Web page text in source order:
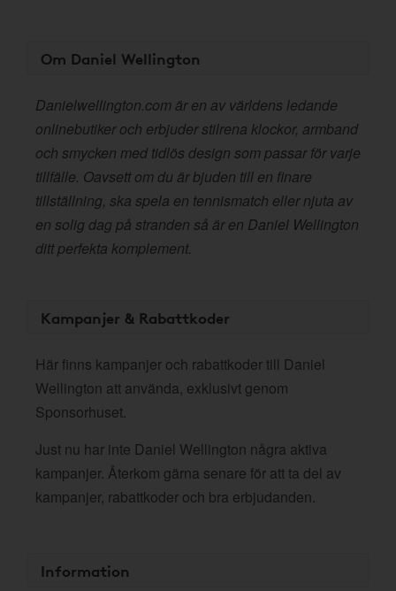
Om Daniel Wellington
Danielwellington.com är en av världens ledande
onlinebutiker och erbjuder stilrena klockor, armband
och smycken med tidlös design som passar för varje
tillfälle. Oavsett om du är bjuden till en finare
tillställning, ska spela en tennismatch eller njuta av
en solig dag på stranden så är en Daniel Wellington
ditt perfekta komplement.
Kampanjer & Rabattkoder
Här finns kampanjer och rabattkoder till Daniel
Wellington att använda, exklusivt genom
Sponsorhuset.
Just nu har inte Daniel Wellington några aktiva
kampanjer. Återkom gärna senare för att ta del av
kampanjer, rabattkoder och bra erbjudanden.
Information